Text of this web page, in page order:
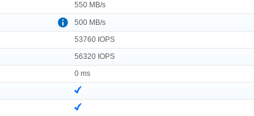
550 MB/s
500 MB/s
53760 IOPS
56320 IOPS
0 ms